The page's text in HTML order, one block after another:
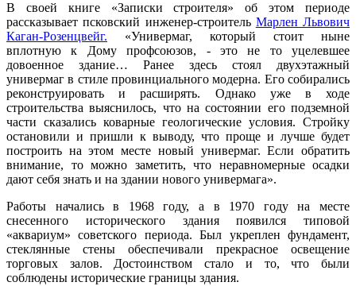
В своей книге «Записки строителя» об этом периоде
рассказывает псковский инженер-строитель Марлен Львович
Каган-Розенцвейг. «Универмаг, который стоит ныне
вплотную к Дому профсоюзов, - это не то уцелевшее
довоенное здание… Ранее здесь стоял двухэтажный
универмаг в стиле провинциального модерна. Его собирались
реконструировать и расширять. Однако уже в ходе
строительства выяснилось, что на состоянии его подземной
части сказались коварные геологические условия. Стройку
остановили и пришли к выводу, что проще и лучше будет
построить на этом месте новый универмаг. Если обратить
внимание, то можно заметить, что неравномерные осадки
дают себя знать и на здании нового универмага».
Работы начались в 1968 году, а в 1970 году на месте
снесенного исторического здания появился типовой
«аквариум» советского периода. Был укреплен фундамент,
стеклянные стены обеспечивали прекрасное освещение
торговых залов. Достоинством стало и то, что были
соблюдены исторические границы здания.